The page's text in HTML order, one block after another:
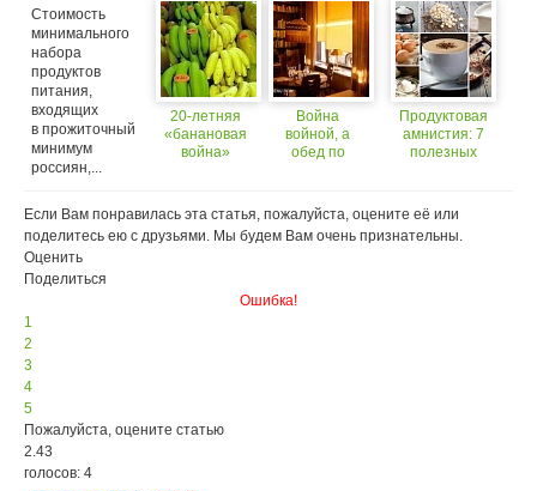
Стоимость
минимального
набора
продуктов
питания,
входящих
в прожиточный
минимум
россиян,...
20-летняя
«банановая
война»
Война
войной, а
обед по
Продуктовая
амнистия: 7
полезных
привыкли считать
вредными
Если Вам понравилась эта статья, пожалуйста, оцените её или
поделитесь ею с друзьями. Мы будем Вам очень признательны.
Оценить
Поделиться
Ошибка!
1
2
3
4
5
Пожалуйста, оцените статью
2.43
голосов: 4